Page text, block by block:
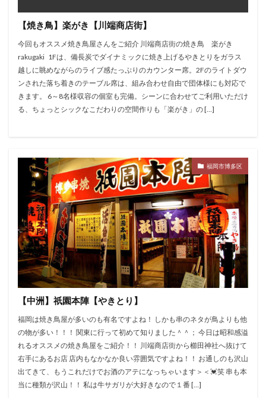
【焼き鳥】楽がき【川端商店街】
今回もオススメ焼き鳥屋さんをご紹介 川端商店街の焼き鳥 楽がき
rakugaki 1Fは、備長炭でダイナミックに焼き上げるやきとりをガラス
越しに眺めながらのライブ感たっぷりのカウンター席。2Fのライトダウ
ンされた落ち着きのテーブル席は、組み合わせ自由で団体様にも対応で
きます。 6～8名様収容の個室も完備。シーンに合わせてご利用いただけ
る、ちょっとシックなこだわりの空間作りも「楽がき」の […]
福岡市博多区
【中洲】祇園本陣【やきとり】
福岡は焼き鳥屋が多いのも有名ですよね！ しかも串のネタが鳥よりも他
の物が多い！！！ 関東に行って初めて知りました＾＾； 今日は昭和感溢
れるオススメの焼き鳥屋をご紹介！！ 川端商店街から櫛田神社へ抜けて
右手にあるお店 店内もなかなか良い雰囲気ですよね！！ お通しのも沢山
出てきて、もうこれだけでお酒のアテになっちゃいます＞＜💓笑 串も本
当に種類が沢山！！ 私は牛サガリが大好きなので１番 […]